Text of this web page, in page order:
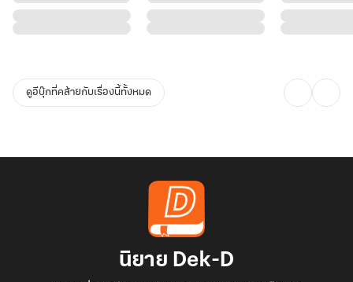
ดูอีบุ๊กที่คล้ายกับเรื่องนี้ทั้งหมด
นิยาย Dek-D